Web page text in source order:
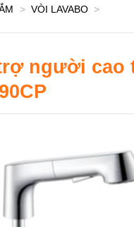
> VÒI LAVABO >
người cao